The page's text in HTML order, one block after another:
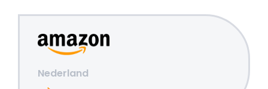
Nederland